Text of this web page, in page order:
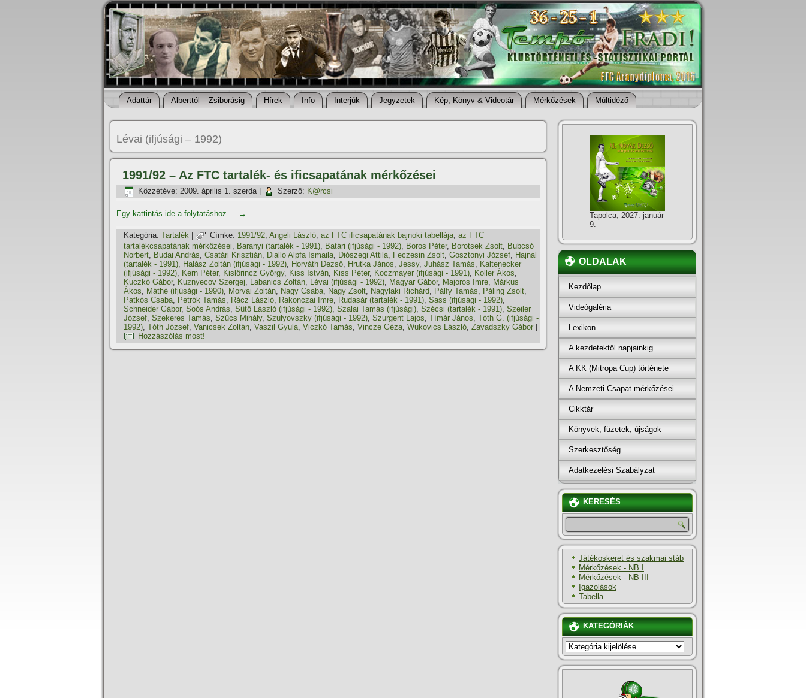
Adattár Alberttól – Zsiborásig Hí­rek Info Interjúk Jegyzetek Kép, Könyv & Videotár Mérkőzések Múltidéző
Lévai (ifjúsági – 1992)
1991/92 – Az FTC tartalék- és ificsapatának mérkőzései
Közzétéve: 2009. április 1. szerda| Szerző: K@rcsi
Egy kattintás ide a folytatáshoz.... →
Kategória: Tartalék Címke: 1991/92, Angeli László, az FTC ificsapatának bajnoki tabellája, az FTC
tartalékcsapatának mérkőzései, Baranyi (tartalék - 1991), Batári (ifjúsági - 1992), Boros Péter, Borotsek Zsolt, Bubcsó
Norbert, Budai András, Csatári Krisztián, Diallo Alpfa Ismaila, Diószegi Attila, Feczesin Zsolt, Gosztonyi József, Hajnal
(tartalék - 1991), Halász Zoltán (ifjúsági - 1992), Horváth Dezső, Hrutka János, Jessy, Juhász Tamás, Kaltenecker
(ifjúsági - 1992), Kern Péter, Kislőrincz György, Kiss István, Kiss Péter, Koczmayer (ifjúsági - 1991), Koller Ákos,
Kuczkó Gábor, Kuznyecov Szergej, Labanics Zoltán, Lévai (ifjúsági - 1992), Magyar Gábor, Majoros Imre, Márkus
Ákos, Máthé (ifjúsági - 1990), Morvai Zoltán, Nagy Csaba, Nagy Zsolt, Nagylaki Richárd, Pálfy Tamás, Páling Zsolt,
Patkós Csaba, Petrók Tamás, Rácz László, Rakonczai Imre, Rudasár (tartalék - 1991), Sass (ifjúsági - 1992),
Schneider Gábor, Soós András, Sütő László (ifjúsági - 1992), Szalai Tamás (ifjúsági), Szécsi (tartalék - 1991), Szeiler
József, Szekeres Tamás, Szűcs Mihály, Szulyovszky (ifjúsági - 1992), Szurgent Lajos, Tí­már János, Tóth G. (ifjúsági -
1992), Tóth József, Vanicsek Zoltán, Vaszil Gyula, Viczkó Tamás, Vincze Géza, Wukovics László, Zavadszky Gábor
Hozzászólás most!
Tapolca, 2027. január
9.
OLDALAK
Kezdőlap
Videógaléria
Lexikon
A kezdetektől napjainkig
A KK (Mitropa Cup) története
A Nemzeti Csapat mérkőzései
Cikktár
Könyvek, füzetek, újságok
Szerkesztőség
Adatkezelési Szabályzat
KERESÉS
Játékoskeret és szakmai stáb
Mérkőzések - NB I
Mérkőzések - NB III
Igazolások
Tabella
KATEGÓRIÁK
KATEGÓRIÁK